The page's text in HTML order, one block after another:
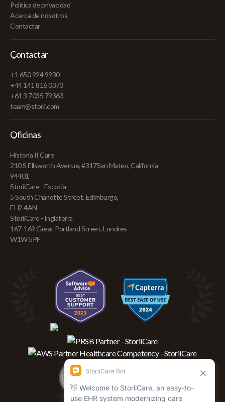
Política de privacidad
Acerca de nosotros
Contactar
Contactar
+1 650 924 9930
+44 141 816 0373
+61 3 7035 79363
team@storii.com
Oficinas
Historia II Care
210 S Ellsworth Avenue, #317San Mateo, California
94401
StoriiCare - Escocia
5 South Charlotte Street, Edimburgo,
EH2 4AN
StoriiCare - Inglaterra
167-169 Great Portland Street, Londres
W1W 5PF